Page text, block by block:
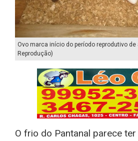
Ovo marca início do período reprodutivo de
Reprodução)
O frio do Pantanal parece